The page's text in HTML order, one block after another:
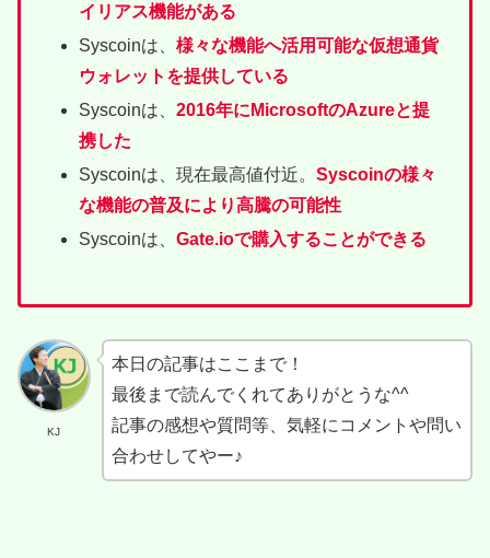
イリアス機能がある
Syscoinは、様々な機能へ活用可能な仮想通貨
ウォレットを提供している
Syscoinは、2016年にMicrosoftのAzureと提
携した
Syscoinは、現在最高値付近。Syscoinの様々
な機能の普及により高騰の可能性
Syscoinは、Gate.ioで購入することができる
KJ
本日の記事はここまで！
最後まで読んでくれてありがとうな^^
記事の感想や質問等、気軽にコメントや問い
合わせしてやー♪